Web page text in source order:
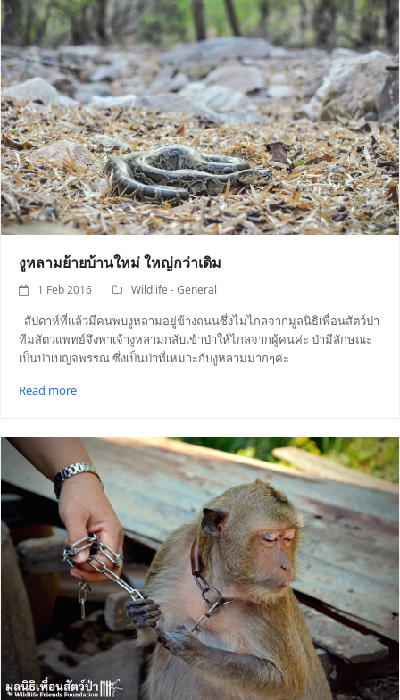
งูหลามย้ายบ้านใหม่ ใหญ่กว่าเดิม
1 Feb 2016 Wildlife - General
สัปดาห์ที่แล้วมีคนพบงูหลามอยู่ข้างถนนซึ่งไม่ไกลจากมูลนิธิเพื่อนสัตว์ป่า
ทีมสัตวแพทย์จึงพาเจ้างูหลามกลับเข้าป่าให้ไกลจากผู้คนค่ะ ป่ามีลักษณะ
เป็นป่าเบญจพรรณ ซึ่งเป็นป่าที่เหมาะกับงูหลามมากๆค่ะ
Read more